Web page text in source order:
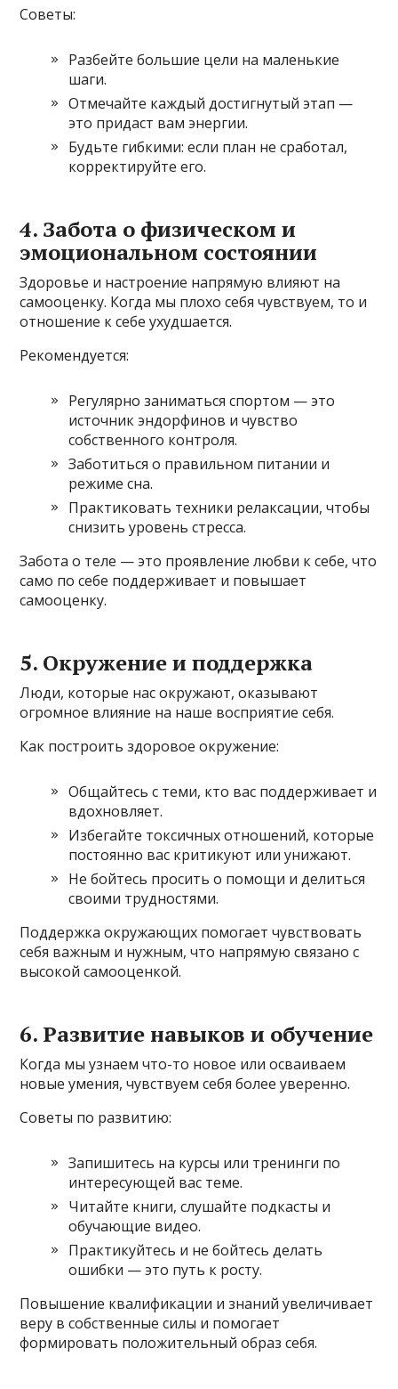
Советы:
Разбейте большие цели на маленькие
шаги.
Отмечайте каждый достигнутый этап —
это придаст вам энергии.
Будьте гибкими: если план не сработал,
корректируйте его.
4. Забота о физическом и
эмоциональном состоянии
Здоровье и настроение напрямую влияют на
самооценку. Когда мы плохо себя чувствуем, то и
отношение к себе ухудшается.
Рекомендуется:
Регулярно заниматься спортом — это
источник эндорфинов и чувство
собственного контроля.
Заботиться о правильном питании и
режиме сна.
Практиковать техники релаксации, чтобы
снизить уровень стресса.
Забота о теле — это проявление любви к себе, что
само по себе поддерживает и повышает
самооценку.
5. Окружение и поддержка
Люди, которые нас окружают, оказывают
огромное влияние на наше восприятие себя.
Как построить здоровое окружение:
Общайтесь с теми, кто вас поддерживает и
вдохновляет.
Избегайте токсичных отношений, которые
постоянно вас критикуют или унижают.
Не бойтесь просить о помощи и делиться
своими трудностями.
Поддержка окружающих помогает чувствовать
себя важным и нужным, что напрямую связано с
высокой самооценкой.
6. Развитие навыков и обучение
Когда мы узнаем что-то новое или осваиваем
новые умения, чувствуем себя более уверенно.
Советы по развитию:
Запишитесь на курсы или тренинги по
интересующей вас теме.
Читайте книги, слушайте подкасты и
обучающие видео.
Практикуйтесь и не бойтесь делать
ошибки — это путь к росту.
Повышение квалификации и знаний увеличивает
веру в собственные силы и помогает
формировать положительный образ себя.